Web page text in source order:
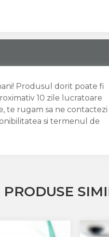
Produsul dorit poate fi
10 zile lucratoare
te rugam sa ne contactezi
si termenul de
PRODUSE